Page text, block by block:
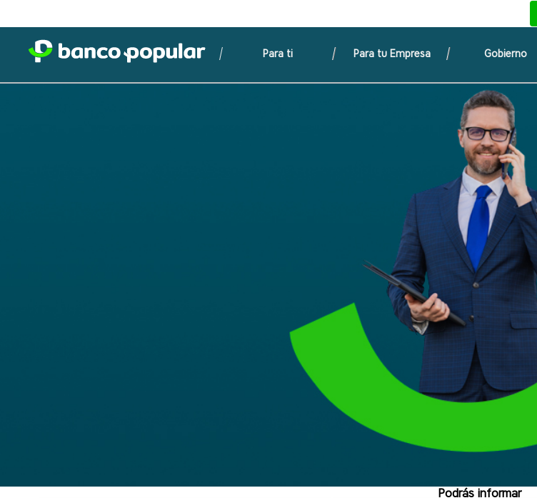
Para ti Para tu Empresa Gobierno
Para mantener la integridad de nuestro actuar y la transparencia en todos nuestros procesos,
Podrás informar